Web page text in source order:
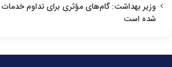
وزیر بهداشت: گام‌های مؤثری برای تداوم خدمات
شده است